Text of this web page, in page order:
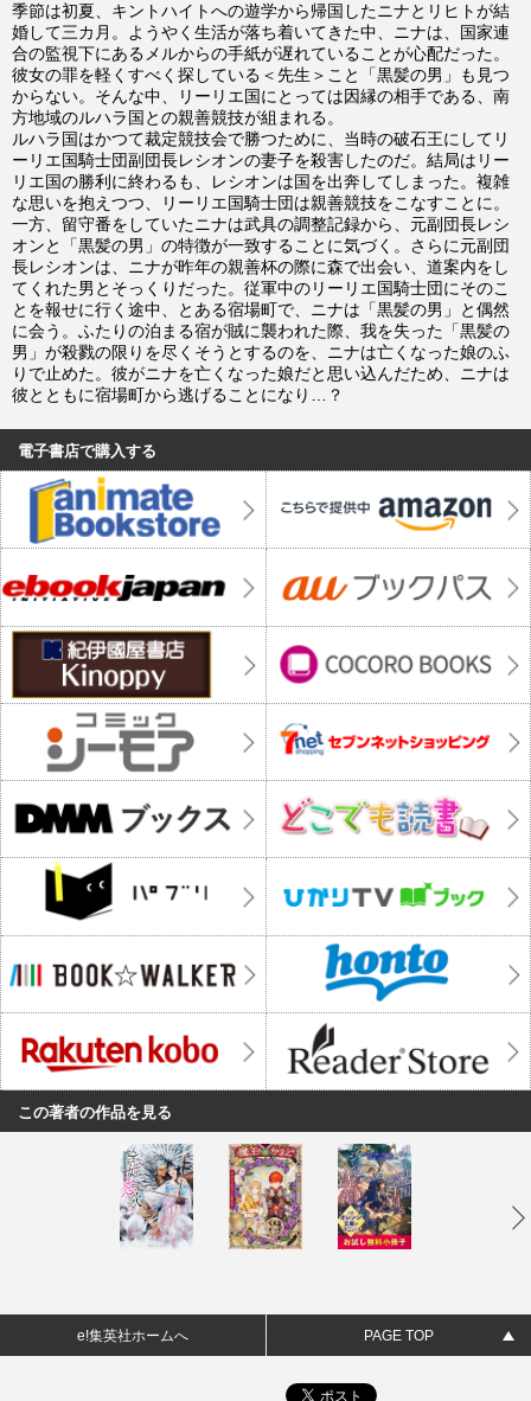
季節は初夏、キントハイトへの遊学から帰国したニナとリヒトが結
婚して三カ月。ようやく生活が落ち着いてきた中、ニナは、国家連
合の監視下にあるメルからの手紙が遅れていることが心配だった。
彼女の罪を軽くすべく探している＜先生＞こと「黒髪の男」も見つ
からない。そんな中、リーリエ国にとっては因縁の相手である、南
方地域のルハラ国との親善競技が組まれる。
ルハラ国はかつて裁定競技会で勝つために、当時の破石王にしてリ
ーリエ国騎士団副団長レシオンの妻子を殺害したのだ。結局はリー
リエ国の勝利に終わるも、レシオンは国を出奔してしまった。複雑
な思いを抱えつつ、リーリエ国騎士団は親善競技をこなすことに。
一方、留守番をしていたニナは武具の調整記録から、元副団長レシ
オンと「黒髪の男」の特徴が一致することに気づく。さらに元副団
長レシオンは、ニナが昨年の親善杯の際に森で出会い、道案内をし
てくれた男とそっくりだった。従軍中のリーリエ国騎士団にそのこ
とを報せに行く途中、とある宿場町で、ニナは「黒髪の男」と偶然
に会う。ふたりの泊まる宿が賊に襲われた際、我を失った「黒髪の
男」が殺戮の限りを尽くそうとするのを、ニナは亡くなった娘のふ
りで止めた。彼がニナを亡くなった娘だと思い込んだため、ニナは
彼とともに宿場町から逃げることになり…？
電子書店で購入する
この著者の作品を見る
e!集英社ホームへ PAGE TOP